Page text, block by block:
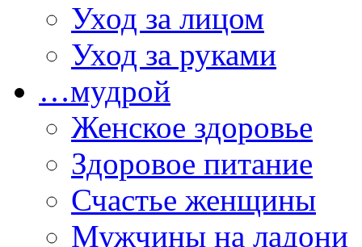
Уход за лицом
Уход за руками
…мудрой
Женское здоровье
Здоровое питание
Счастье женщины
Мужчины на ладони